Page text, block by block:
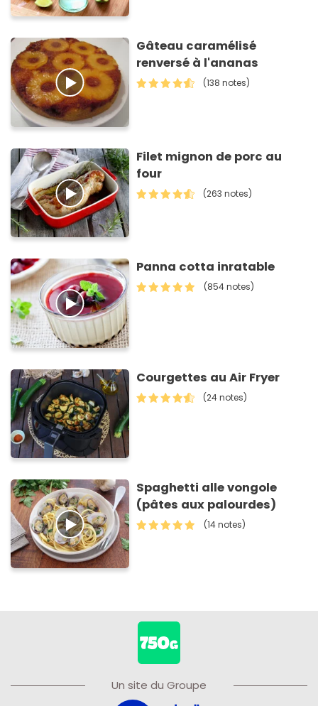
Gâteau caramélisé
renversé à l'ananas
(138 notes)
Filet mignon de porc au
four
(263 notes)
Panna cotta inratable
(854 notes)
Courgettes au Air Fryer
(24 notes)
Spaghetti alle vongole
(pâtes aux palourdes)
(14 notes)
Un site du Groupe